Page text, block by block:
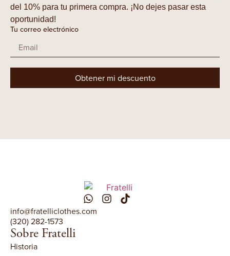
del 10% para tu primera compra. ¡No dejes pasar esta
oportunidad!
Tu correo electrónico
Obtener mi descuento
info@fratelliclothes.com
(320) 282-1573
Sobre Fratelli
Historia